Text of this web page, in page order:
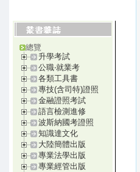
總覽
升學考試
公職‧就業考
各類工具書
專技(含司特)證照
金融證照考試
語言檢測進修
波斯納國考證照
知識達文化
大陸簡體出版
專業法學出版
專業經管出版